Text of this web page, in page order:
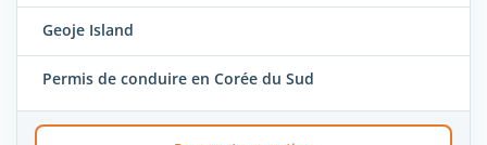
Geoje Island
Permis de conduire en Corée du Sud